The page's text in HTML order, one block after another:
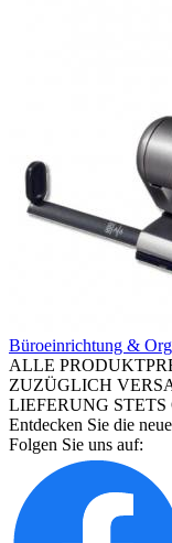
Büroeinrichtung &
ALLE
ZUZÜGLICH
LIEFERUNG
Entdecken Sie die
Folgen Sie uns auf: